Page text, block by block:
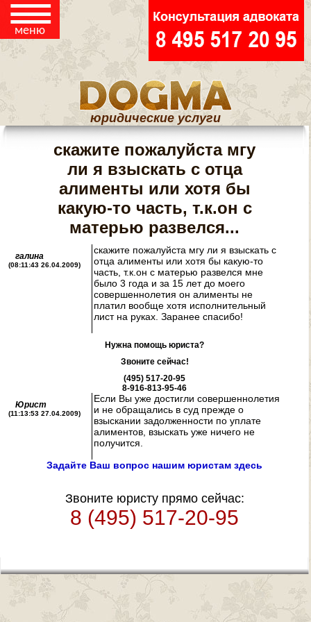
ЖИЛИЩНЫЕ
СПОРЫ
ЮРИДИЧЕСКАЯ
ПОМОЩЬ
ПОТРЕБИТЕЛЯМ
РЕГИСТРАЦИЯ И
И ИП
КОНТАКТЫ
ЮРИДИЧЕСКИЕ
☰
меню
юридические услуги
скажите пожалуйста мгу
ли я взыскать с отца
алименты или хотя бы
какую-то часть, т.к.он с
матерью развелся...
галина
(08:11:43 26.04.2009)
скажите пожалуйста мгу ли я взыскать с
отца алименты или хотя бы какую-то
часть, т.к.он с матерью развелся мне
было 3 года и за 15 лет до моего
совершеннолетия он алименты не
платил вообще хотя исполнительный
лист на руках. Заранее спасибо!
Нужна помощь юриста?
Звоните сейчас!
(495) 517-20-95
8-916-813-95-46
Юрист
(11:13:53 27.04.2009)
Если Вы уже достигли совершеннолетия
и не обращались в суд прежде о
взыскании задолженности по уплате
алиментов, взыскать уже ничего не
получится.
Задайте Ваш вопрос нашим юристам здесь
Звоните юристу прямо сейчас:
8 (495) 517-20-95